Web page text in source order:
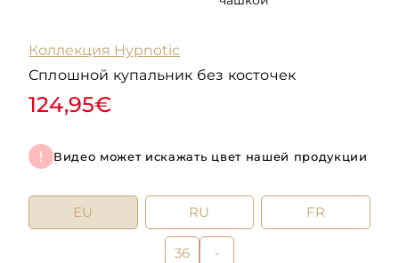
Коллекция Hypnotic
Сплошной купальник без косточек
124,95€
Видео может искажать цвет нашей продукции
EU RU FR
36 -